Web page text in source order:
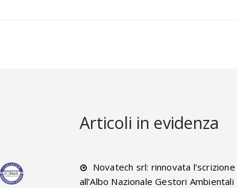
Articoli in evidenza
Novatech srl: rinnovata l’scrizione
all’Albo Nazionale Gestori Ambientali